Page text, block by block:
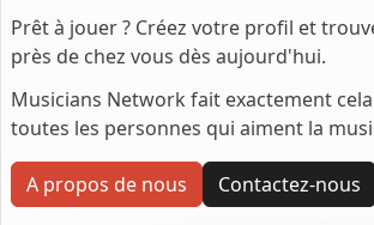
Prêt à jouer ? Créez votre profil et
près de chez vous dès aujourd'hui.
Musicians Network fait exactement
toutes les personnes qui aiment la
A propos de nous Contactez-nous